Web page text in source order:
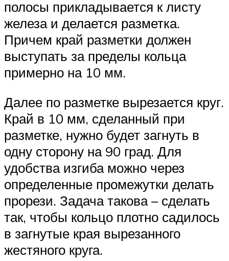
полосы прикладывается к листу
железа и делается разметка.
Причем край разметки должен
выступать за пределы кольца
примерно на 10 мм.
Далее по разметке вырезается круг.
Край в 10 мм, сделанный при
разметке, нужно будет загнуть в
одну сторону на 90 град. Для
удобства изгиба можно через
определенные промежутки делать
прорези. Задача такова – сделать
так, чтобы кольцо плотно садилось
в загнутые края вырезанного
жестяного круга.